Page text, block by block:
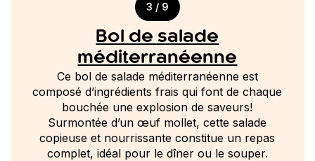
3 / 9
Bol de salade
méditerranéenne
Ce bol de salade méditerranéenne est
composé d’ingrédients frais qui font de chaque
bouchée une explosion de saveurs!
Surmontée d’un œuf mollet, cette salade
copieuse et nourrissante constitue un repas
complet, idéal pour le dîner ou le souper.